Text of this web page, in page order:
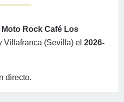
Moto Rock Café Los
Villafranca (Sevilla) el 2026-
directo.